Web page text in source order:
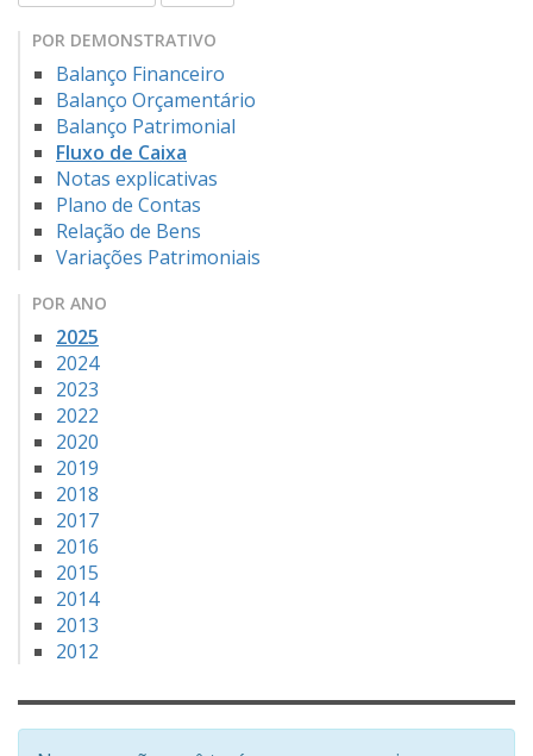
POR DEMONSTRATIVO
Balanço Financeiro
Balanço Orçamentário
Balanço Patrimonial
Fluxo de Caixa
Notas explicativas
Plano de Contas
Relação de Bens
Variações Patrimoniais
POR ANO
2025
2024
2023
2022
2020
2019
2018
2017
2016
2015
2014
2013
2012